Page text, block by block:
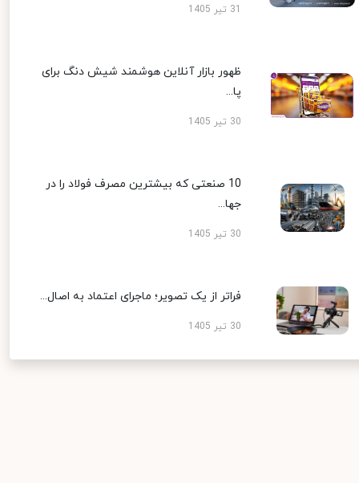
ظهور بازار آنلاین هوشمند شیش دنگ برای
پا...
30 تیر 1405
10 صنعتی که بیشترین مصرف فولاد را در
جها...
30 تیر 1405
فراتر از یک تصویر؛ ماجرای اعتماد به اصال...
30 تیر 1405